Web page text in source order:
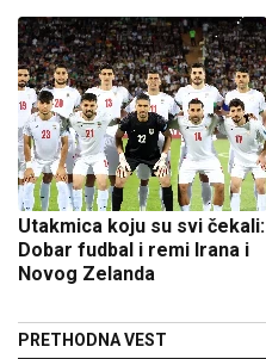
Utakmica koju su svi čekali:
Dobar fudbal i remi Irana i
Novog Zelanda
PRETHODNA VEST